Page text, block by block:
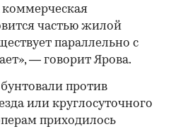
коммерческая
частью жилой
параллельно с
— говорит Ярова.
против
или круглосуточного
приходилось